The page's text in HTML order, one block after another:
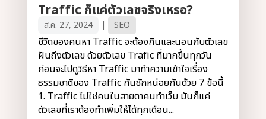
Traffic ก็แค่ตัวเลขจริงเหรอ?
ส.ค. 27, 2024 | SEO
ชีวิตของคนหา Traffic จะต้องกินและนอนกับตัวเลข
ฝันถึงตัวเลข ด้วยตัวเลข Trafic ที่มากขึ้นทุกวัน
ก่อนจะไปดูวิธีหา Traffic มาทำความเข้าใจเรื่อง
ธรรมชาติของ Traffic กันซักหน่อยกันด้วย 7 ข้อนี้
1. Traffic ไม่ใช่คนในสายตาคนทำเว็บ มันก็แค่
ตัวเลขที่เราต้องทำเพิ่มให้ได้ทุกเดือน...